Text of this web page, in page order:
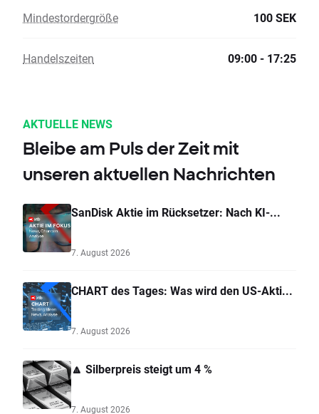
Mindestordergröße 100 SEK
Handelszeiten 09:00 - 17:25
AKTUELLE NEWS
Bleibe am Puls der Zeit mit
unseren aktuellen Nachrichten
SanDisk Aktie im Rücksetzer: Nach KI-...
7. August 2026
CHART des Tages: Was wird den US-Akti...
7. August 2026
🔼 Silberpreis steigt um 4 %
7. August 2026